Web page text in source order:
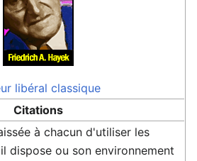
libéral classique
Citations
à chacun d'utiliser les
dispose ou son environnement